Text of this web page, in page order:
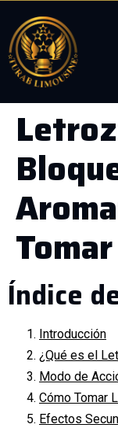
Índice
Introducción
¿Qué es el
Modo de
Cómo Tomar
Efectos